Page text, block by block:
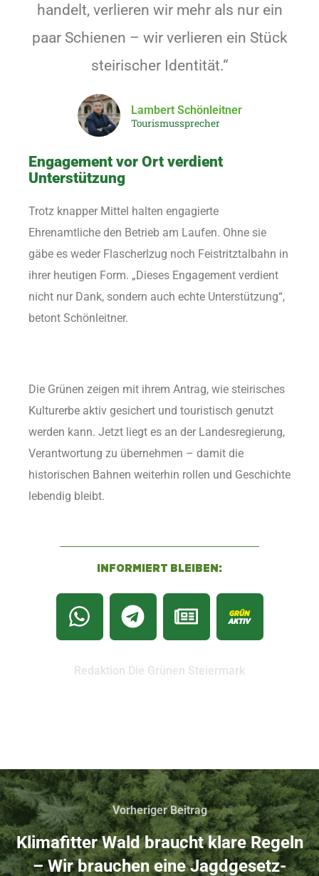
handelt, verlieren wir mehr als nur ein
paar Schienen – wir verlieren ein Stück
steirischer Identität.“
Lambert Schönleitner
Tourismussprecher
Engagement vor Ort verdient
Unterstützung
Trotz knapper Mittel halten engagierte
Ehrenamtliche den Betrieb am Laufen. Ohne sie
gäbe es weder Flascherlzug noch Feistritztalbahn in
ihrer heutigen Form. „Dieses Engagement verdient
nicht nur Dank, sondern auch echte Unterstützung“,
betont Schönleitner.
Die Grünen zeigen mit ihrem Antrag, wie steirisches
Kulturerbe aktiv gesichert und touristisch genutzt
werden kann. Jetzt liegt es an der Landesregierung,
Verantwortung zu übernehmen – damit die
historischen Bahnen weiterhin rollen und Geschichte
lebendig bleibt.
INFORMIERT BLEIBEN:
Redaktion Die Grünen Steiermark
Vorheriger Beitrag
Klimafitter Wald braucht klare Regeln
– Wir brauchen eine Jagdgesetz-